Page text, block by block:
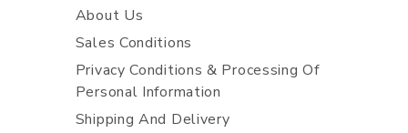
About Us
Sales Conditions
Privacy Conditions & Processing Of
Personal Information
Shipping And Delivery